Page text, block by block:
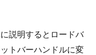
説明するとロードバ
トバーハンドルに変